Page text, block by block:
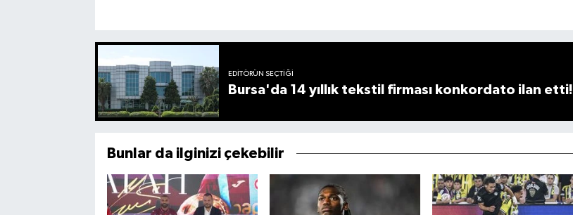
EDITÖRÜN SEÇTIĞI
Bursa'da 14 yıllık tekstil firması konkordato ilan etti!
Bunlar da ilginizi çekebilir